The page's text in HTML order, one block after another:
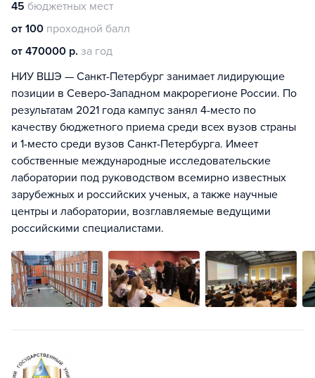
45 бюджетных мест
от 100 проходной балл
от 470000 р. за год
НИУ ВШЭ — Санкт-Петербург занимает лидирующие
позиции в Северо-Западном макрорегионе России. По
результатам 2021 года кампус занял 4-место по
качеству бюджетного приема среди всех вузов страны
и 1-место среди вузов Санкт-Петербурга. Имеет
собственные международные исследовательские
лаборатории под руководством всемирно известных
зарубежных и российских ученых, а также научные
центры и лаборатории, возглавляемые ведущими
российскими специалистами.